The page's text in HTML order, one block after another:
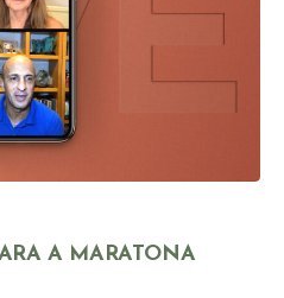
A MARATONA